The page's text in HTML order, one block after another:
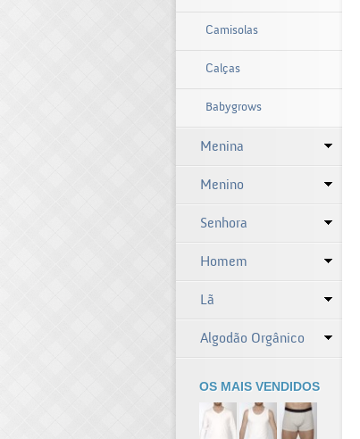
Camisolas
Calças
Babygrows
Menina
Menino
Senhora
Homem
Lã
Algodão Orgânico
OS MAIS VENDIDOS